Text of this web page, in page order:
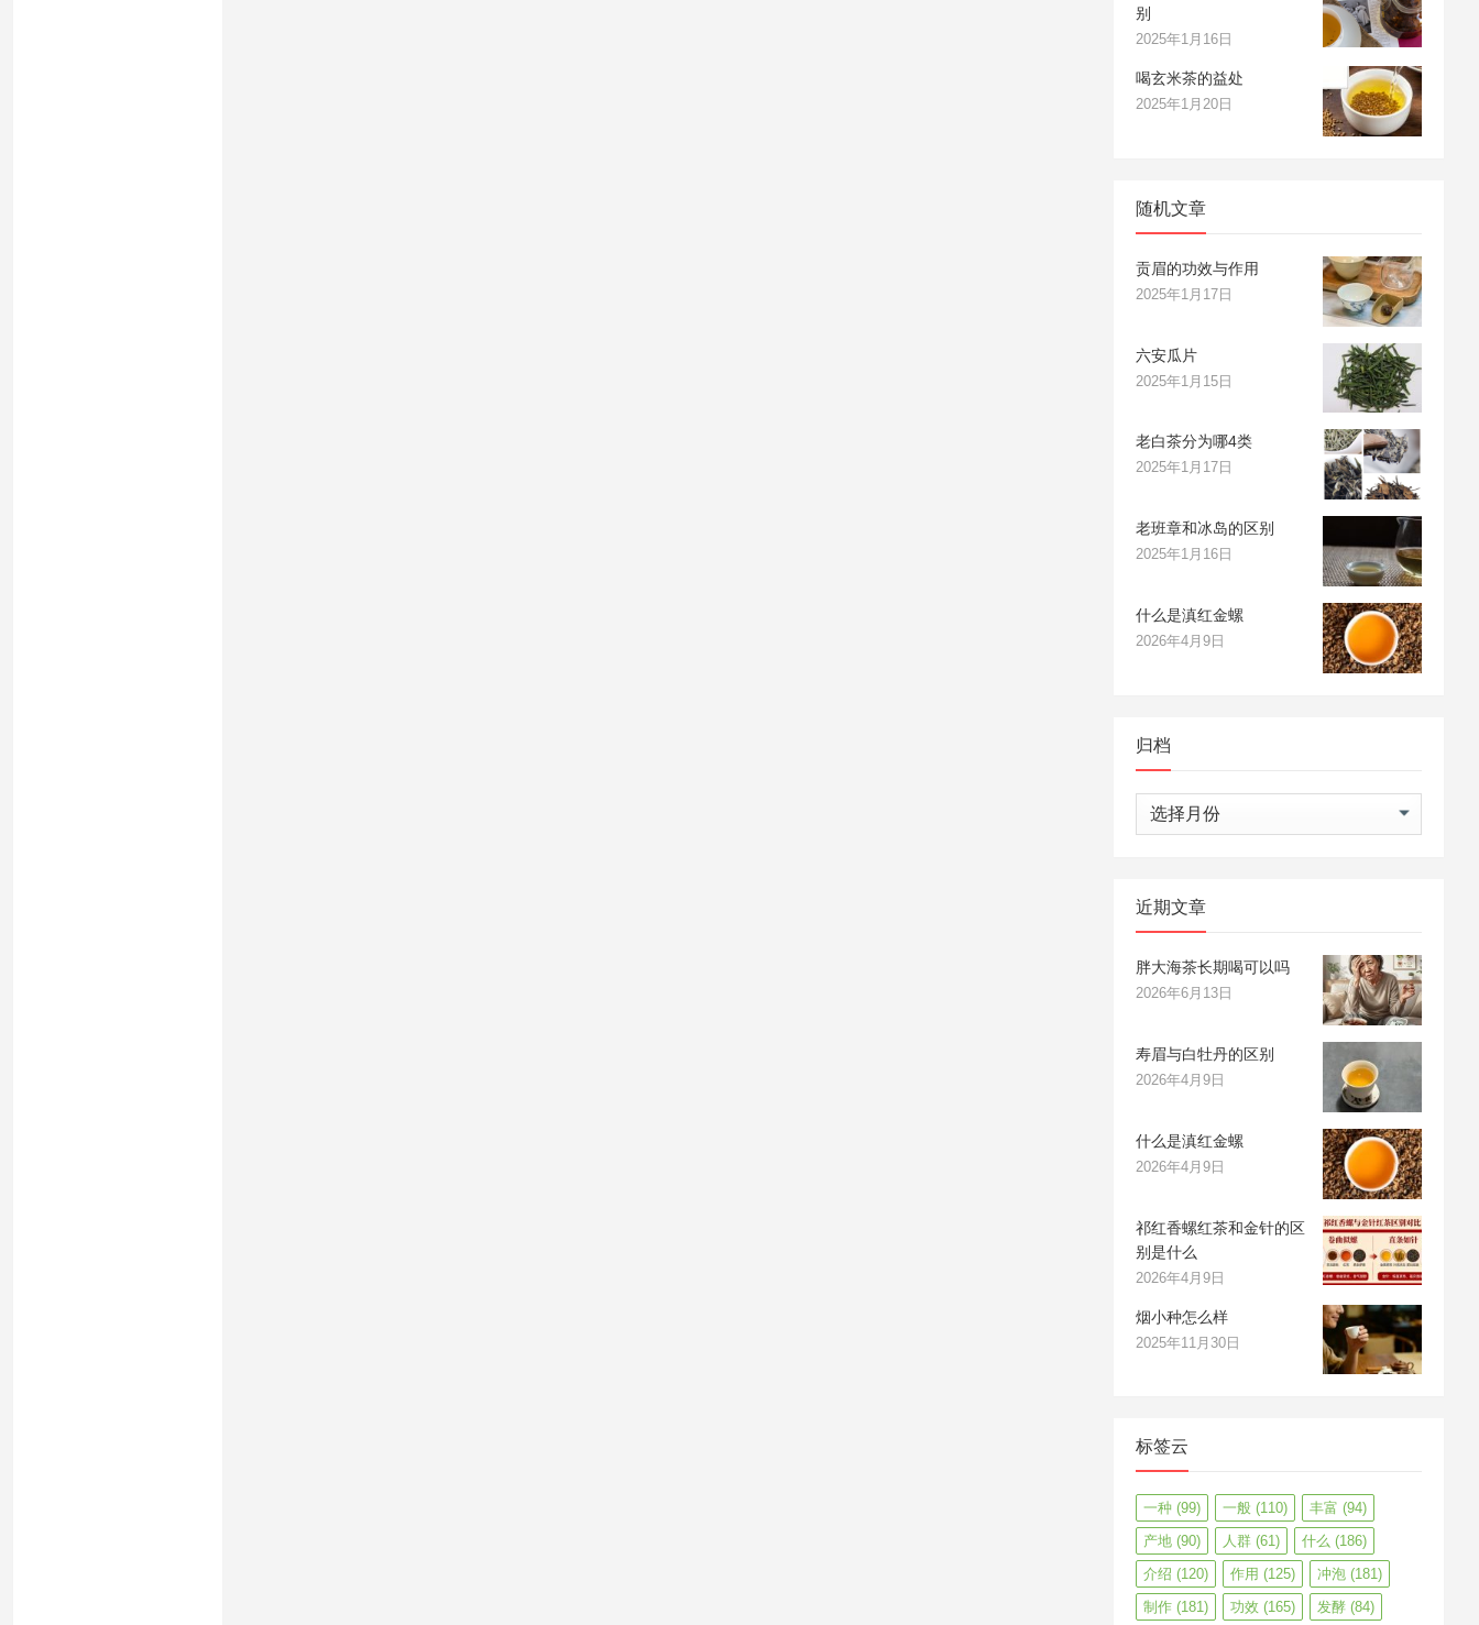
别
2025年1月16日
喝玄米茶的益处
2025年1月20日
随机文章
贡眉的功效与作用
2025年1月17日
六安瓜片
2025年1月15日
老白茶分为哪4类
2025年1月17日
老班章和冰岛的区别
2025年1月16日
什么是滇红金螺
2026年4月9日
归档
归
档
近期文章
胖大海茶长期喝可以吗
2026年6月13日
寿眉与白牡丹的区别
2026年4月9日
什么是滇红金螺
2026年4月9日
祁红香螺红茶和金针的区
别是什么
2026年4月9日
烟小种怎么样
2025年11月30日
标签云
一种 (99) 一般 (110) 丰富 (94)
产地 (90) 人群 (61) 什么 (186)
介绍 (120) 作用 (125) 冲泡 (181)
制作 (181) 功效 (165) 发酵 (84)